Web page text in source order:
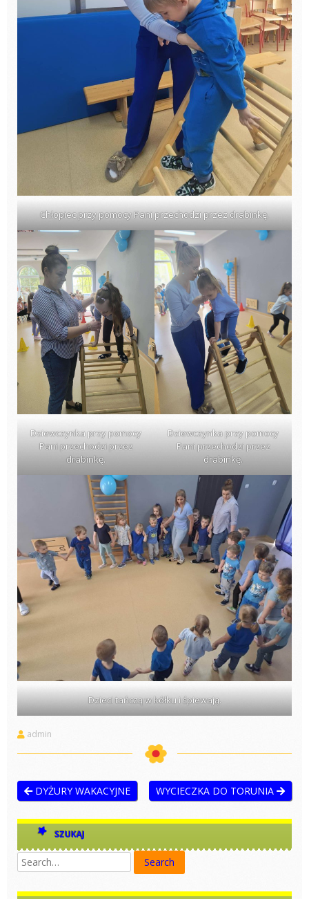
Chłopiec przy pomocy Pani przechodzi przez drabinkę.
Dziewczynka przy pomocy
Pani przechodzi przez
drabinkę.
Dziewczynka przy pomocy
Pani przechodzi przez
drabinkę.
Dzieci tańczą w kółku i śpiewają.
admin
DYŻURY WAKACYJNE WYCIECZKA DO TORUNIA
SZUKAJ